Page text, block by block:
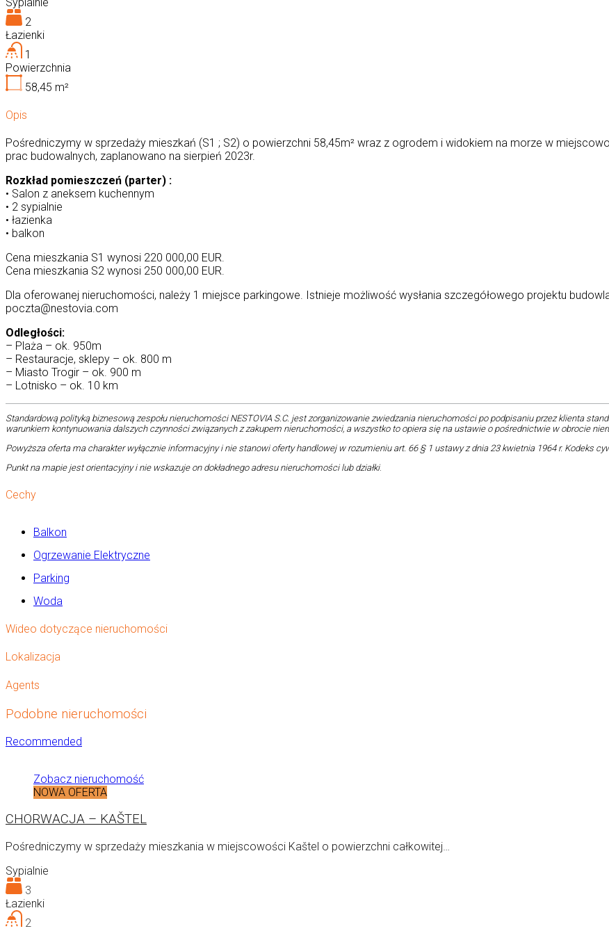
2
Łazienki
1
Powierzchnia
58,45 m²
Opis
Pośredniczymy w sprzedaży mieszkań (S1 ; S2) o powierzchni 58,45m² wraz z ogrodem i widokiem na morze w
prac budowalnych, zaplanowano na sierpień 2023r.
Rozkład pomieszczeń (parter) :
• Salon z aneksem kuchennym
• 2 sypialnie
• łazienka
• balkon
Cena mieszkania S1 wynosi 220 000,00 EUR.
Cena mieszkania S2 wynosi 250 000,00 EUR.
Dla oferowanej nieruchomości, należy 1 miejsce parkingowe. Istnieje możliwość wysłania szczegółowego projektu
poczta@nestovia.com
Odległości:
– Plaża – ok. 950m
– Restauracje, sklepy – ok. 800 m
– Miasto Trogir – ok. 900 m
– Lotnisko – ok. 10 km
Standardową polityką biznesową zespołu nieruchomości NESTOVIA S.C. jest zorganizowanie zwiedzania nieruchomości po podpisaniu przez klienta
warunkiem kontynuowania dalszych czynności związanych z zakupem nieruchomości, a wszystko to opiera się na ustawie o pośrednictwie w obrocie
Powyższa oferta ma charakter wyłącznie informacyjny i nie stanowi oferty handlowej w rozumieniu art. 66 § 1 ustawy z dnia 23 kwietnia 1964 r. Kodeks
Punkt na mapie jest orientacyjny i nie wskazuje on dokładnego adresu nieruchomości lub działki.
Cechy
Balkon
Ogrzewanie Elektryczne
Parking
Woda
Wideo dotyczące nieruchomości
Lokalizacja
Agents
Podobne nieruchomości
Recommended
Zobacz nieruchomość
NOWA OFERTA
CHORWACJA – KAŠTEL
Pośredniczymy w sprzedaży mieszkania w miejscowości Kaštel o powierzchni całkowitej…
Sypialnie
3
Łazienki
2